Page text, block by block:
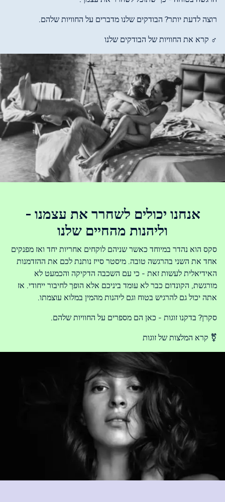
רוצה לדעת יותר? הבודקים שלנו מדברים על החוויות שלהם.
♂ קרא את החוויות של הבודקים שלנו
אנחנו יכולים לשחרר את עצמנו -
וליהנות מהחיים שלנו
סקס הוא נהדר במיוחד כאשר שניהם לוקחים אחריות יחד ואז מפנקים
אחד את השני בהרגשה טובה. מיסטר סייז נותנת לכם את ההזדמנות
האידיאלית לעשות זאת - כי עם השכבה הדקיקה והכמעט לא
מורגשת, הקונדום כבר לא עומד ביניכם אלא הופך לחיבור ייחודי. אז
אתה יכול גם להרגיש בטוח וגם ליהנות מהמין במלוא עוצמתו.
סקרן? בדקנו זוגות - כאן הם מספרים על החוויות שלהם.
⚧ קרא המלצות של זוגות